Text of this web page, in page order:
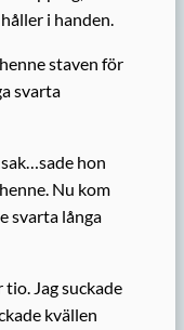
i handen.
staven för
svarta
hon
Nu kom
svarta långa
Jag suckade
kvällen